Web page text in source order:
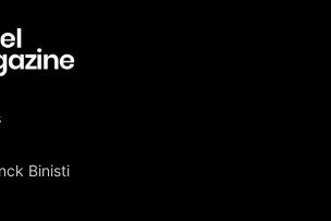
Binisti